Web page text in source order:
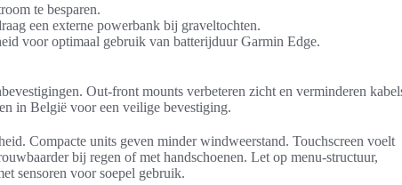
te besparen.
een externe powerbank bij graveltochten.
voor optimaal gebruik van batterijduur Garmin Edge.
Out-front mounts verbeteren zicht en verminderen
in België voor een veilige bevestiging.
Compacte units geven minder windweerstand. Touchscreen voelt
bij regen of met handschoenen. Let op menu-structuur,
sensoren voor soepel gebruik.